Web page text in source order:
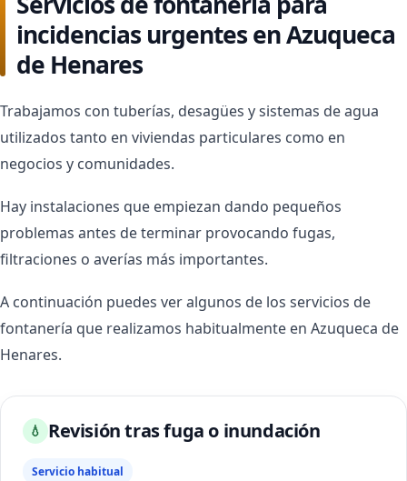
incidencias urgentes en Azuqueca
de Henares
Trabajamos con tuberías, desagües y sistemas de agua
utilizados tanto en viviendas particulares como en
negocios y comunidades.
Hay instalaciones que empiezan dando pequeños
problemas antes de terminar provocando fugas,
filtraciones o averías más importantes.
A continuación puedes ver algunos de los servicios de
fontanería que realizamos habitualmente en Azuqueca de
Henares.
💧 Revisión tras fuga o inundación
Servicio habitual